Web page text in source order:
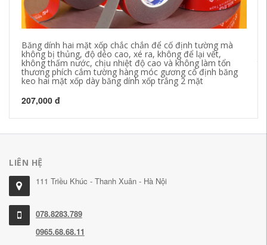
Băng dính hai mặt xốp chắc chắn để cố định tường mà
không bị thủng, độ dẻo cao, xé ra, không để lại vết,
không thấm nước, chịu nhiệt độ cao và không làm tổn
thương phích cắm tường hàng móc gương cố định băng
keo hai mặt xốp dày băng dính xốp trắng 2 mặt
207,000 đ
LIÊN HỆ
111 Triều Khúc - Thanh Xuân - Hà Nội
078.8283.789
0965.68.68.11